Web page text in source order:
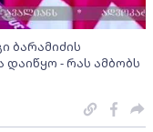
ბარამიძის
დაიწყო - რას ამბობს